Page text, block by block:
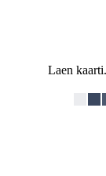
Laen